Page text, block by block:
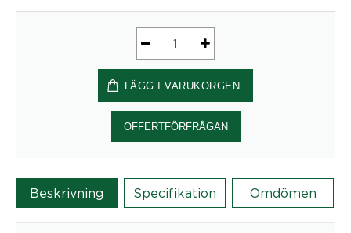
Ergonomisk
Kontorsstol
HÅG
Capisco
8127
mängd
LÄGG I VARUKORGEN
OFFERTFÖRFRÅGAN
Beskrivning Specifikation Omdömen